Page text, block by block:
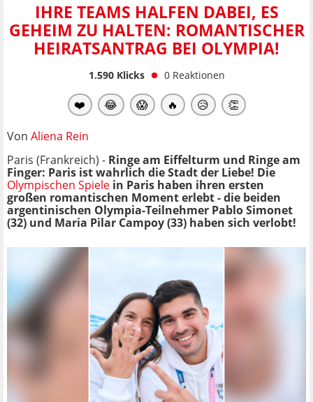
IHRE TEAMS HALFEN DABEI, ES
GEHEIM ZU HALTEN: ROMANTISCHER
HEIRATSANTRAG BEI OLYMPIA!
1.590Klicks 0 Reaktionen
❤️ 😂 😱 🔥 😥 👏
Von Aliena Rein
Paris (Frankreich) - Ringe am Eiffelturm und Ringe am
Finger: Paris ist wahrlich die Stadt der Liebe! Die
Olympischen Spiele in Paris haben ihren ersten
großen romantischen Moment erlebt - die beiden
argentinischen Olympia-Teilnehmer Pablo Simonet
(32) und Maria Pilar Campoy (33) haben sich verlobt!